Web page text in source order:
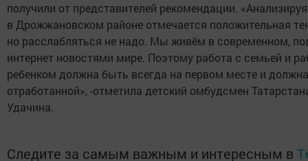
получили от представителей рекомендации.
в Дрожжановском районе отмечается положительная
но расслабляться не надо. Мы живём в современном,
интернет новостями мире. Поэтому работа с семьей и
ребенком должна быть всегда на первом месте и
отработанной», -отметила детский омбудсмен
Удачина.
Следите за самым важным и интересным в